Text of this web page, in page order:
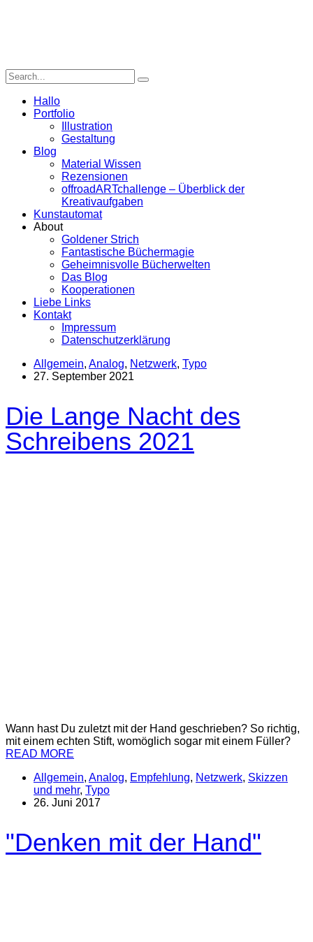
Hallo
Portfolio
Illustration
Gestaltung
Blog
Material Wissen
Rezensionen
offroadARTchallenge – Überblick der
Kreativaufgaben
Kunstautomat
About
Goldener Strich
Fantastische Büchermagie
Geheimnisvolle Bücherwelten
Das Blog
Kooperationen
Liebe Links
Kontakt
Impressum
Datenschutzerklärung
Allgemein, Analog, Netzwerk, Typo
27. September 2021
Die Lange Nacht des
Schreibens 2021
Wann hast Du zuletzt mit der Hand geschrieben? So richtig,
mit einem echten Stift, womöglich sogar mit einem Füller?
READ MORE
Allgemein, Analog, Empfehlung, Netzwerk, Skizzen
und mehr, Typo
26. Juni 2017
"Denken mit der Hand"